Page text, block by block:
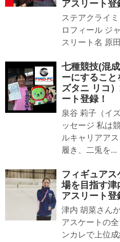
アスリート登
ステアクライ
ロフィール ジ
スリート名 原
七種競技(混
ーにすること
ズタニ リコ
ート登録！
泉谷 莉子（イ
ッセージ 私は
ルキャリアア
履き、二兎を...
フィギュア
場を目指す
アスリート登
津内 胡菜さん
アスケートの
ンカレで上位